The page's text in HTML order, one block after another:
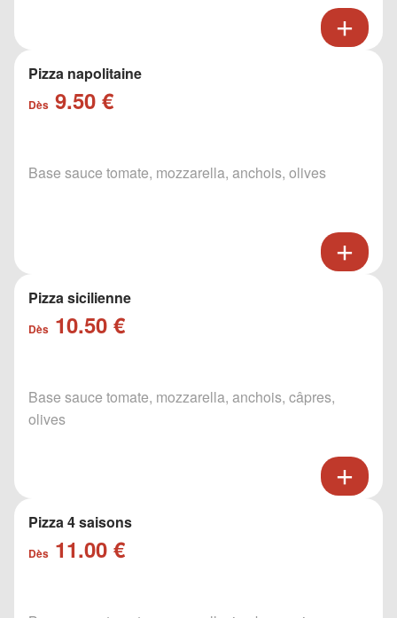
Pizza napolitaine
Dès 9.50 €
Base sauce tomate, mozzarella, anchois, olives
Pizza sicilienne
Dès 10.50 €
Base sauce tomate, mozzarella, anchois, câpres,
olives
Pizza 4 saisons
Dès 11.00 €